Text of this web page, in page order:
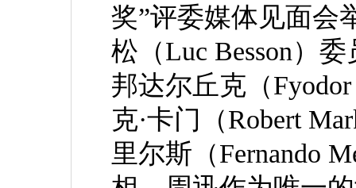
奖”评委媒体见面会
松（Luc Besson）
邦达尔丘克（
克·卡门（Robert
里尔斯（Fernando